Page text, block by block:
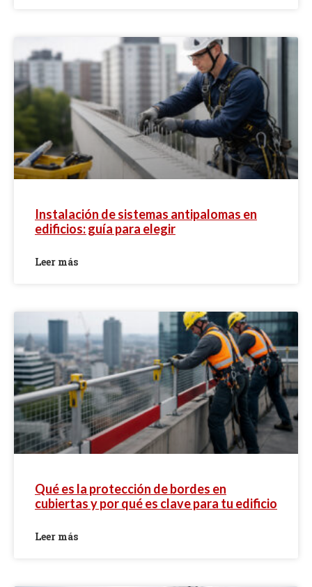
Instalación de sistemas antipalomas en
edificios: guía para elegir
Leer más
Qué es la protección de bordes en
cubiertas y por qué es clave para tu edificio
Leer más